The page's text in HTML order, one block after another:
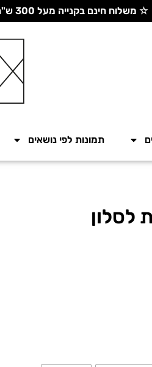
☆ משלוח חינם בקנייה מעל 300 ש"ח ☆ עסק כחול לבן שנמצא בחזית הצפונית - יחד ננצח!
תמונות לפי נושאים
לסלון